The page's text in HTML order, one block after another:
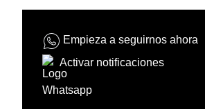
Empieza a seguirnos ahora
Activar notificaciones